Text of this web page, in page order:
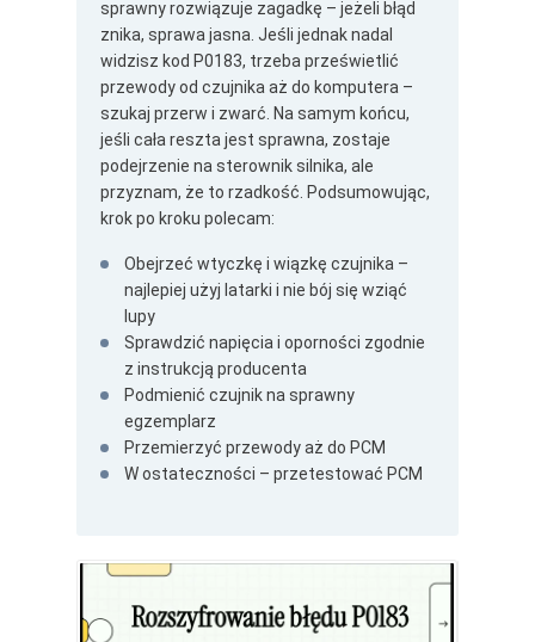
sprawny rozwiązuje zagadkę – jeżeli błąd
znika, sprawa jasna. Jeśli jednak nadal
widzisz kod P0183, trzeba prześwietlić
przewody od czujnika aż do komputera –
szukaj przerw i zwarć. Na samym końcu,
jeśli cała reszta jest sprawna, zostaje
podejrzenie na sterownik silnika, ale
przyznam, że to rzadkość. Podsumowując,
krok po kroku polecam:
Obejrzeć wtyczkę i wiązkę czujnika –
najlepiej użyj latarki i nie bój się wziąć
lupy
Sprawdzić napięcia i oporności zgodnie
z instrukcją producenta
Podmienić czujnik na sprawny
egzemplarz
Przemierzyć przewody aż do PCM
W ostateczności – przetestować PCM